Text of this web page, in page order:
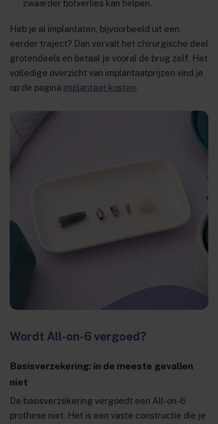
zwaarder botverlies kan helpen.
Heb je al implantaten, bijvoorbeeld uit een
eerder traject? Dan vervalt het chirurgische deel
grotendeels en betaal je vooral de brug zelf. Het
volledige overzicht van implantaatprijzen vind je
op de pagina implantaat kosten.
Wordt All-on-6 vergoed?
Basisverzekering: in de meeste gevallen
niet
De basisverzekering vergoedt een All-on-6
prothese niet. Het is een vaste constructie die je